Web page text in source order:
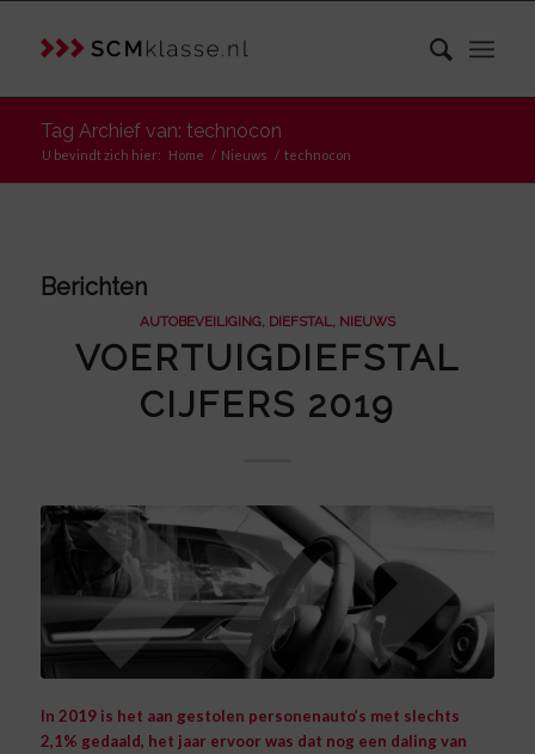
Tag Archief van: technocon
U bevindt zich hier: Home / Nieuws / technocon
Berichten
AUTOBEVEILIGING, DIEFSTAL, NIEUWS
VOERTUIGDIEFSTAL
CIJFERS 2019
In 2019 is het aan gestolen personenauto’s met slechts
2,1% gedaald, het jaar ervoor was dat nog een daling van